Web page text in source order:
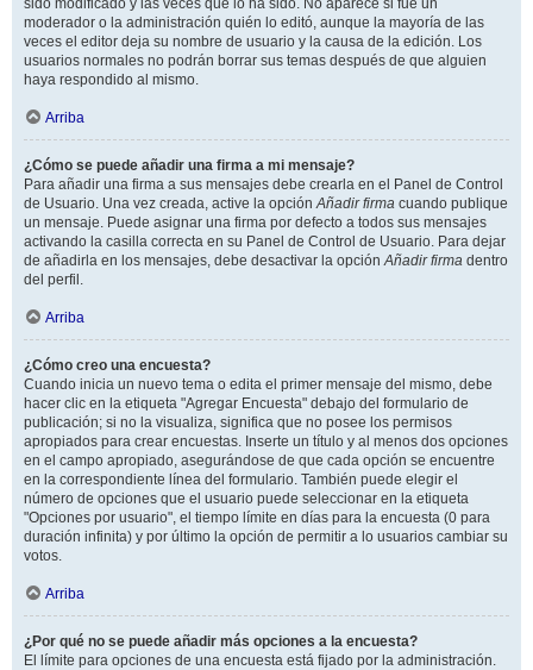
sido modificado y las veces que lo ha sido. No aparece si fue un
moderador o la administración quién lo editó, aunque la mayoría de las
veces el editor deja su nombre de usuario y la causa de la edición. Los
usuarios normales no podrán borrar sus temas después de que alguien
haya respondido al mismo.
Arriba
¿Cómo se puede añadir una firma a mi mensaje?
Para añadir una firma a sus mensajes debe crearla en el Panel de Control
de Usuario. Una vez creada, active la opciónAñadir firma cuando publique
un mensaje. Puede asignar una firma por defecto a todos sus mensajes
activando la casilla correcta en su Panel de Control de Usuario. Para dejar
de añadirla en los mensajes, debe desactivar la opciónAñadir firma dentro
del perfil.
Arriba
¿Cómo creo una encuesta?
Cuando inicia un nuevo tema o edita el primer mensaje del mismo, debe
hacer clic en la etiqueta "Agregar Encuesta" debajo del formulario de
publicación; si no la visualiza, significa que no posee los permisos
apropiados para crear encuestas. Inserte un título y al menos dos opciones
en el campo apropiado, asegurándose de que cada opción se encuentre
en la correspondiente línea del formulario. También puede elegir el
número de opciones que el usuario puede seleccionar en la etiqueta
"Opciones por usuario", el tiempo límite en días para la encuesta (0 para
duración infinita) y por último la opción de permitir a lo usuarios cambiar su
votos.
Arriba
¿Por qué no se puede añadir más opciones a la encuesta?
El límite para opciones de una encuesta está fijado por la administración.